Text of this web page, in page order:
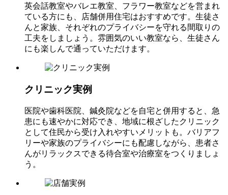
英会話教室やバレエ教室、フラワー教室などを営まれ
ている方にも、店舗併用住宅はおすすめです。生徒さ
んと家族、それぞれのプライバシーを守れる間取りの
工夫をしましょう。雰囲気のいい教室なら、生徒さん
にも楽しんで通っていただけます。
クリニック実例
医院や歯科医院、鍼灸院などを自宅と併用すると、急
患にも速やかに対応でき、地域に根ざしたクリニック
として住民から受け入れやすいメリットも。バリアフ
リーや家族のプライバシーにも配慮しながら、患者さ
んがリラックスできる待合室や治療室をつくりましょ
う。